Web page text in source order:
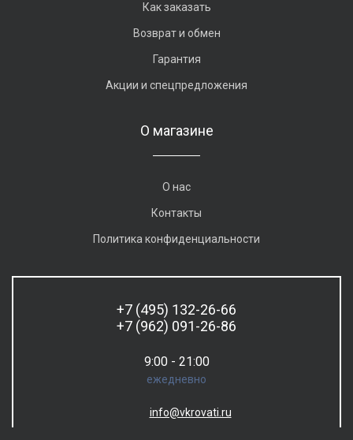
Как заказать
Возврат и обмен
Гарантия
Акции и спецпредложения
О магазине
О нас
Контакты
Политика конфиденциальности
+7 (495) 132-26-66
+7 (962) 091-26-86
9:00 - 21:00
ежедневно
info@vkrovati.ru